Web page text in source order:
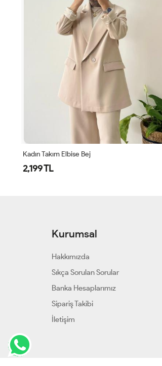
Kadın Takım Elbise Bej
2,199 TL
Kurumsal
Hakkımızda
Sıkça Sorulan Sorular
Banka Hesaplarımız
Sipariş Takibi
İletişim